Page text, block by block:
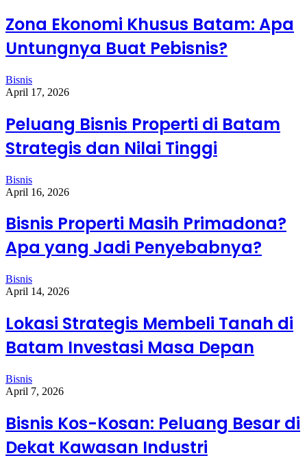
Zona Ekonomi Khusus Batam: Apa
Untungnya Buat Pebisnis?
Bisnis
April 17, 2026
Peluang Bisnis Properti di Batam
Strategis dan Nilai Tinggi
Bisnis
April 16, 2026
Bisnis Properti Masih Primadona?
Apa yang Jadi Penyebabnya?
Bisnis
April 14, 2026
Lokasi Strategis Membeli Tanah di
Batam Investasi Masa Depan
Bisnis
April 7, 2026
Bisnis Kos-Kosan: Peluang Besar di
Dekat Kawasan Industri